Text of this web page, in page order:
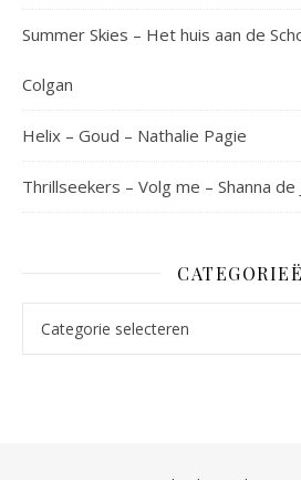
Summer Skies – Het huis aan de
Colgan
Helix – Goud – Nathalie Pagie
Thrillseekers – Volg me – Shanna de